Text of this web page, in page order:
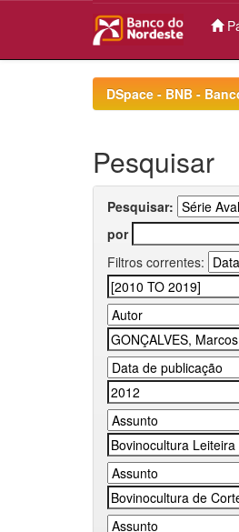
DSpace - BNB -
Pesquisar
Pesquisar:
por
Filtros correntes: